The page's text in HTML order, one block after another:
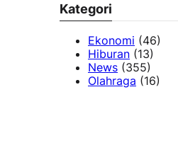
Kategori
Ekonomi (46)
Hiburan (13)
News (355)
Olahraga (16)